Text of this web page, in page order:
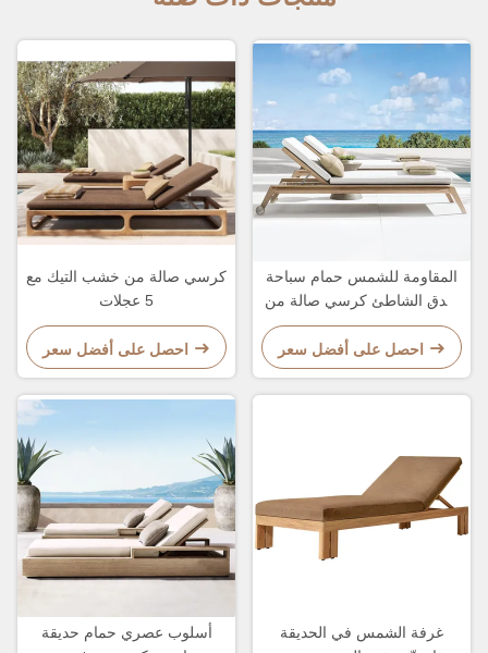
كرسي صالة من خشب التيك مع
5 عجلات
احصل على أفضل سعر
المقاومة للشمس حمام سباحة
فندق الشاطئ كرسي صالة من
خشب التيك مع مساندة ظهري
قابلة للتعديل
احصل على أفضل سعر
أسلوب عصري حمام حديقة
غرفة الشمس في الحديقة